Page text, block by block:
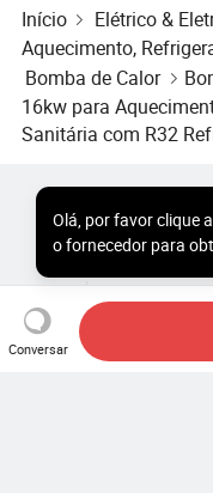
Início Elétrico &
Aquecimento,
Bomba de Calor
16kw para
Sanitária com R32
Conversar
Olá, por favor clique
o fornecedor para
Produtos Quentes
Sobre
Acordo do
Copyright © 2026 Focus